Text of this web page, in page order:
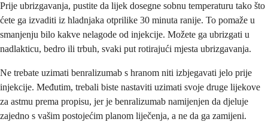
Prije ubrizgavanja, pustite da lijek dosegne sobnu temperaturu tako što
ćete ga izvaditi iz hladnjaka otprilike 30 minuta ranije. To pomaže u
smanjenju bilo kakve nelagode od injekcije. Možete ga ubrizgati u
nadlakticu, bedro ili trbuh, svaki put rotirajući mjesta ubrizgavanja.
Ne trebate uzimati benralizumab s hranom niti izbjegavati jelo prije
injekcije. Međutim, trebali biste nastaviti uzimati svoje druge lijekove
za astmu prema propisu, jer je benralizumab namijenjen da djeluje
zajedno s vašim postojećim planom liječenja, a ne da ga zamijeni.